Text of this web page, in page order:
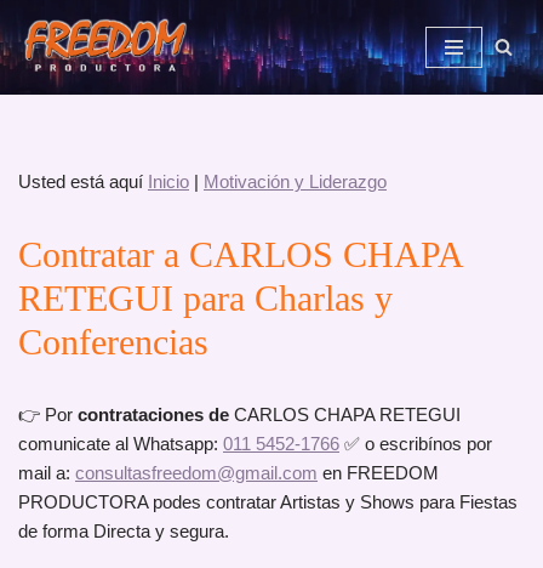
Saltar
al
Usted está aquí Inicio | Motivación y Liderazgo
Contratar a CARLOS CHAPA
RETEGUI para Charlas y
Conferencias
👉 Por contrataciones de CARLOS CHAPA RETEGUI
comunicate al Whatsapp: 011 5452-1766 ✅ o escribínos por
mail a: consultasfreedom@gmail.com en FREEDOM
PRODUCTORA podes contratar Artistas y Shows para Fiestas
de forma Directa y segura.